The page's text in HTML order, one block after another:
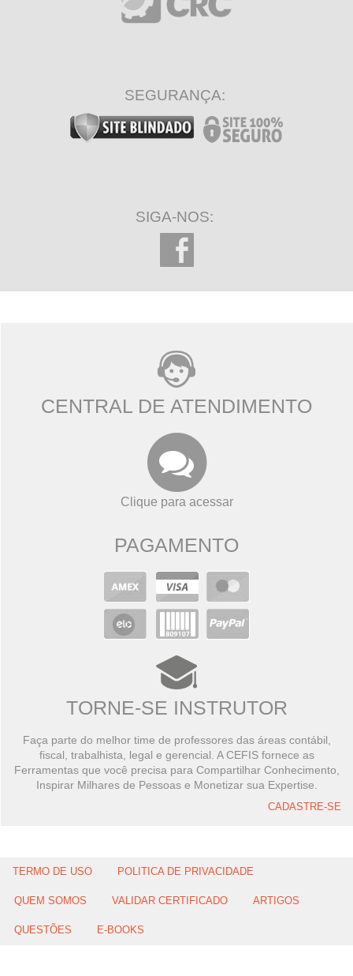
SEGURANÇA:
SIGA-NOS:
CENTRAL DE ATENDIMENTO
Clique para acessar
PAGAMENTO
TORNE-SE INSTRUTOR
Faça parte do melhor time de professores das áreas contábil,
fiscal, trabalhista, legal e gerencial. A CEFIS fornece as
Ferramentas que você precisa para Compartilhar Conhecimento,
Inspirar Milhares de Pessoas e Monetizar sua Expertise.
CADASTRE-SE
TERMO DE USO POLITICA DE PRIVACIDADE
QUEM SOMOS VALIDAR CERTIFICADO ARTIGOS
QUESTÕES E-BOOKS